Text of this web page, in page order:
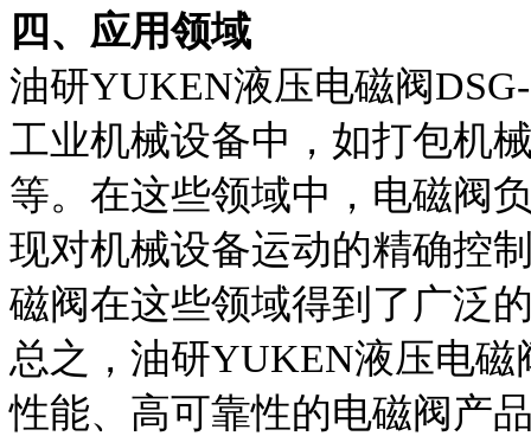
四、应用领域
油研YUKEN液压电磁阀
工业机械设备中，如打包机
等。在这些领域中，电磁阀
现对机械设备运动的精确控
磁阀在这些领域得到了广泛
总之，油研YUKEN液压电磁
性能、高可靠性的电磁阀产